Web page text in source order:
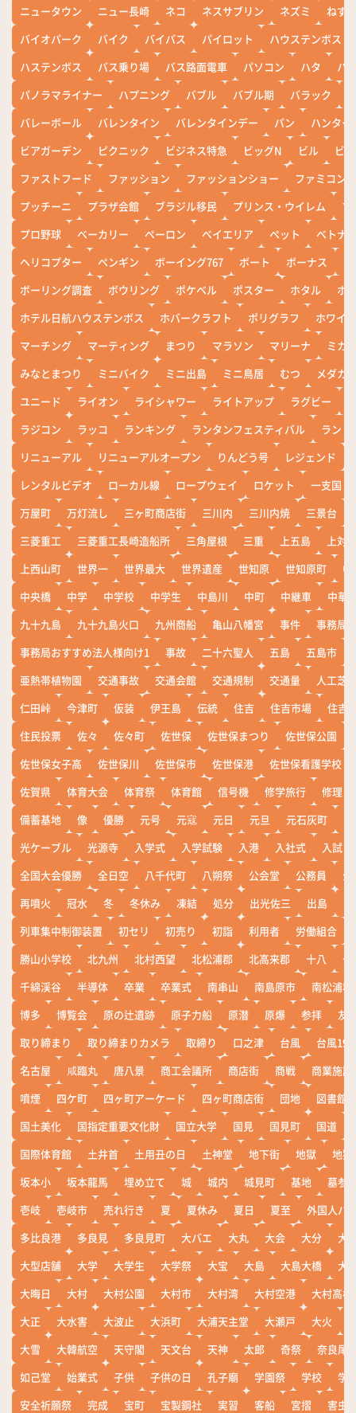
ニュータウン ニュー長崎 ネコ ネスサブリン ネズミ
ねず
バイオパーク
バイク バイパス パイロット
ハウステンボス
ハステンボス
バス乗り場 バス路面電車 パソコン ハタ
ハ
パノラマライナー
ハプニング バブル バブル期 バラック
バレーボール
バレンタイン バレンタインデー パン
ハンター
ビアガーデン
ピクニック ビジネス特急 ビッグN ビル
ビワ
ファストフード
ファッション ファッションショー
ファミコン
プッチーニ
プラザ会館 ブラジル移民 プリンス・ウイレム
ブ
プロ野球
ベーカリー ペーロン ベイエリア ペット
ベトナ
ヘリコプター
ペンギン ボーイング767 ボート ボーナス
ボーリング調査
ボウリング ポケベル ポスター ホタル
ホ
ホテル日航ハウステンボス
ホバークラフト ポリグラフ
ホワイ
マーチング
マーティング まつり マラソン マリーナ
ミカ
みなとまつり
ミニバイク ミニ出島 ミニ鳥居 むつ
メダカ
ユニード
ライオン ライシャワー ライトアップ ラグビー
ラジコン
ラッコ ランキング ランタンフェスティバル
ランド
リニューアル
リニューアルオープン りんどう号 レジェンド
レンタルビデオ
ローカル線 ロープウェイ ロケット
一支国
万屋町
万灯流し 三ヶ町商店街 三川内 三川内焼 三景台
三菱重工
三菱重工長崎造船所 三角屋根 三重 上五島
上対
上西山町
世界一 世界最大 世界遺産 世知原 世知原町
中
中央橋
中学 中学校 中学生 中島川 中町 中継車
中華
九十九島
九十九島火口 九州商船 亀山八幡宮 事件
事務局
事務局おすすめ法人様向け1
事故 二十六聖人 五島 五島市
亜熱帯植物園
交通事故 交通会館 交通規制 交通量
人工芝
仁田峠
今津町 仮装 伊王島 伝統 住吉 住吉市場
住吉
住民投票
佐々 佐々町 佐世保 佐世保まつり 佐世保公園
佐世保女子高
佐世保川 佐世保市 佐世保港
佐世保看護学校
佐賀県
体育大会 体育祭 体育館 信号機 修学旅行
修理
備蓄基地
像 優勝 元号 元寇 元日 元旦 元石灰町
光ケーブル
光源寺 入学式 入学試験 入港 入社式
入試
全国大会優勝
全日空 八千代町 八朔祭 公会堂 公務員
公
再噴火
冠水 冬 冬休み 凍結 処分 出光佐三 出島
列車集中制御装置
初セリ 初売り 初詣 利用者 労働組合
勝山小学校
北九州 北村西望 北松浦郡 北高来郡 十八
十
千綿渓谷
半導体 卒業 卒業式 南串山 南島原市
南松浦郡
博多
博覧会 原の辻遺跡 原子力船 原潜 原爆 参拝
友
取り締まり
取り締まりカメラ 取締り 口之津 台風
台風19
名古屋
咸臨丸 唐八景 商工会議所 商店街 商戦
商業施設
噴煙
四ケ町 四ヶ町アーケード 四ヶ町商店街 団地
図書館
国土美化
国指定重要文化財 国立大学 国見 国見町 国道
国際体育館
土井首 土用丑の日 土神堂 地下街 地獄
地獄
坂本小
坂本龍馬 埋め立て 城 城内 城見町 基地
墓参
壱岐
壱岐市 売れ行き 夏 夏休み 夏日 夏至
外国人バ
多比良港
多良見 多良見町 大バエ 大丸 大会 大分
大
大型店舗
大学 大学生 大学祭 大宝 大島 大島大橋
大
大晦日
大村 大村公園 大村市 大村湾 大村空港
大村高校
大正
大水害 大波止 大浜町 大浦天主堂 大瀬戸 大火
大雪
大韓航空 天守閣 天文台 天神 太郎 奇祭
奈良尾
如己堂
始業式 子供 子供の日 孔子廟 学園祭 学校
学
安全祈願祭
完成 宝町 宝製鋼社 実習 客船 宮摺
害虫